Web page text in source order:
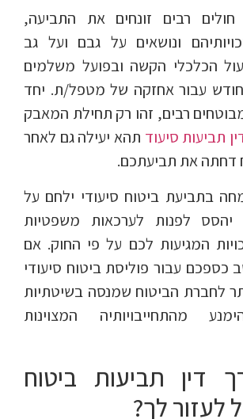
חולים רבים זונחים את התביעה,
ונושאים על גבם ועל גב
הכלכלי הקשה ובפועל משלמים
עבור אחזקה של מטפל/ת. יחד
רבים, זהו רק תחילת המאבק
תביעות סיעוד תהא יעילה גם לאחר
דחתה את תביעתכם.
בתביעת ביטוח סיעודי ילחם על
יהסס לפנות לערכאות משפטיות
המגיעות לכם על פי החוק. אם
עבור פוליסת ביטוח סיעודי
לחברת הביטוח שמנסה בשיטתיות
מהתחייבויותיה המצוינות
דין תביעות ביטוח
לעזור לך?